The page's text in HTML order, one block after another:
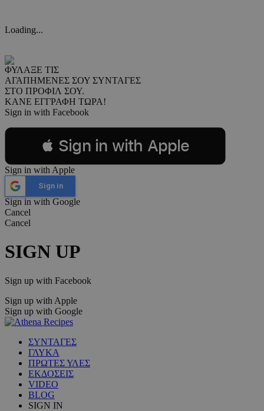
Loading...
ΦΥΛΑΞΕ ΤΙΣ
ΑΓΑΠΗΜΕΝΕΣ ΣΟΥ ΣΥΝΤΑΓΕΣ
ΣΤΟ ΠΡΟΦΙΛ ΣΟΥ.
ΚΑΝΕ ΕΓΓΡΑΦΗ ΤΩΡΑ!
Sign in with Facebook
 Sign in with Apple
Sign in with Apple
Sign in
Sign in with Google
Cancel
Cancel
SIGN UP
Sign up with Facebook
Sign up with Apple
Sign up with Google
ΣΥΝΤΑΓΕΣ
ΓΛΥΚΑ
ΠΡΩΤΕΣ ΥΛΕΣ
ΕΚΔΟΣΕΙΣ
VIDEO
BLOG
SIGN IN